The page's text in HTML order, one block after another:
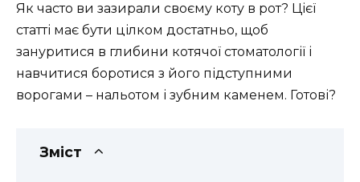
Як часто ви зазирали своєму коту в рот? Цієї
статті має бути цілком достатньо, щоб
зануритися в глибини котячої стоматології і
навчитися боротися з його підступними
ворогами – нальотом і зубним каменем. Готові?
Зміст